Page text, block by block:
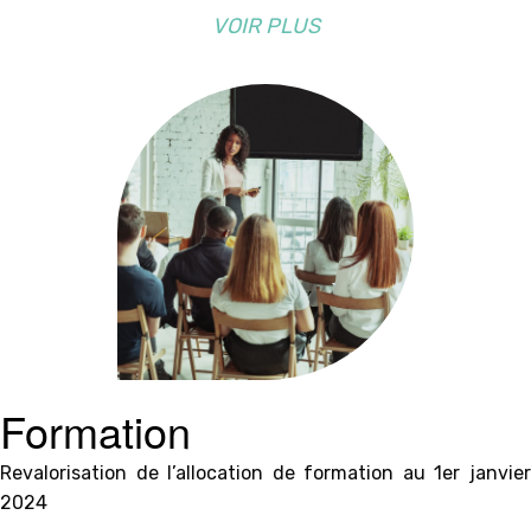
VOIR PLUS
Formation
Revalorisation de l’allocation de formation au 1er janvier
2024